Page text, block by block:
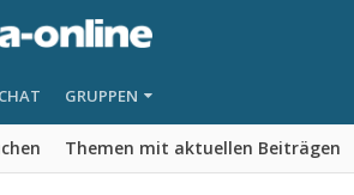
Themen mit aktuellen Beiträgen
CHAT GRUPPEN